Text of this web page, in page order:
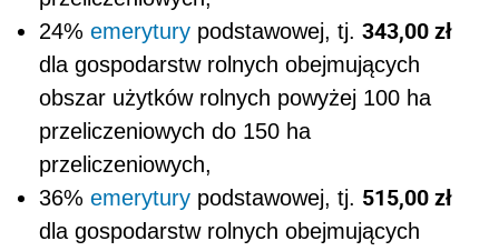
24% emerytury podstawowej, tj. 343,00 zł
dla gospodarstw rolnych obejmujących
obszar użytków rolnych powyżej 100 ha
przeliczeniowych do 150 ha
przeliczeniowych,
36% emerytury podstawowej, tj. 515,00 zł
dla gospodarstw rolnych obejmujących